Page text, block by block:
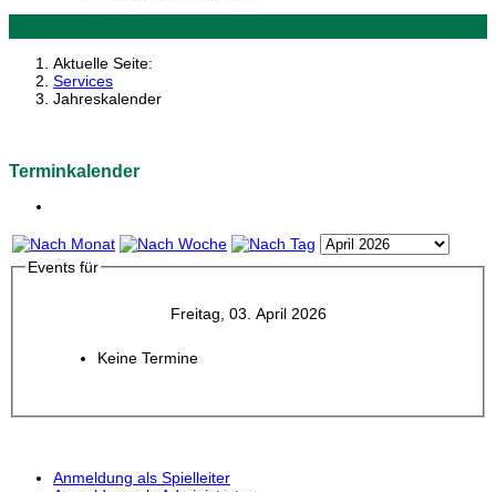
Aktuelle Seite:
Services
Jahreskalender
Terminkalender
Events für
Freitag, 03. April 2026
Keine Termine
Anmeldung als Spielleiter